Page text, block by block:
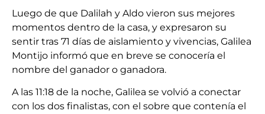
Luego de que Dalilah y Aldo vieron sus mejores
momentos dentro de la casa, y expresaron su
sentir tras 71 días de aislamiento y vivencias, Galilea
Montijo informó que en breve se conocería el
nombre del ganador o ganadora.
A las 11:18 de la noche, Galilea se volvió a conectar
con los dos finalistas, con el sobre que contenía el